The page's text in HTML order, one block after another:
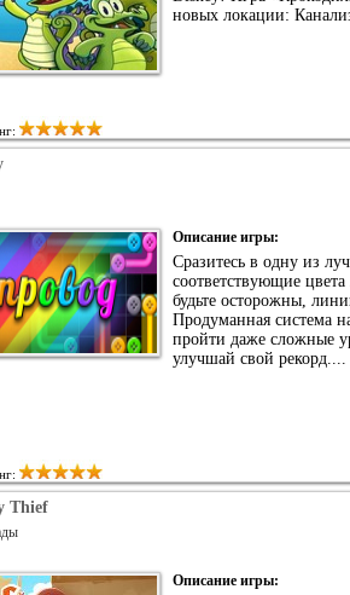
новых локации:
Описание игры:
Сразитесь в одну из
соответствующие
будьте осторожны,
Продуманная система
пройти даже сложные
улучшай свой рекорд....
Thief
Описание игры: